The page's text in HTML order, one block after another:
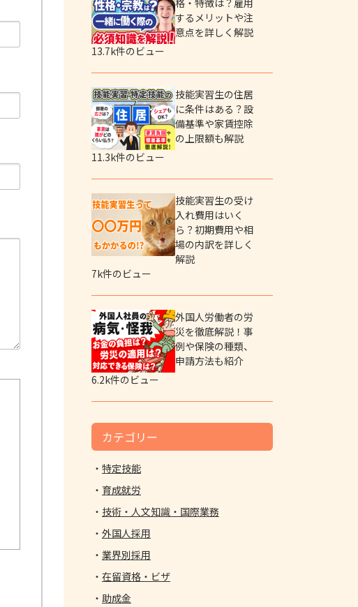
格・特徴は？雇用
するメリットや注
意点を詳しく解説
13.7k件のビュー
技能実習生の住居
に条件はある？設
備基準や家賃控除
の上限額も解説
11.3k件のビュー
技能実習生の受け
入れ費用はいく
ら？初期費用や相
場の内訳を詳しく
解説
7k件のビュー
外国人労働者の労
災を徹底解説！事
例や保険の種類、
申請方法も紹介
6.2k件のビュー
カテゴリー
特定技能
育成就労
技術・人文知識・国際業務
外国人採用
業界別採用
在留資格・ビザ
助成金